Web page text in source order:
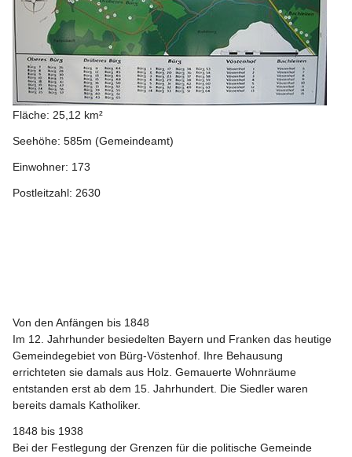
Fläche: 25,12 km²
Seehöhe: 585m (Gemeindeamt)
Einwohner: 173
Postleitzahl: 2630
Von den Anfängen bis 1848
Im 12. Jahrhunder besiedelten Bayern und Franken das heutige
Gemeindegebiet von Bürg-Vöstenhof. Ihre Behausung
errichteten sie damals aus Holz. Gemauerte Wohnräume
entstanden erst ab dem 15. Jahrhundert. Die Siedler waren
bereits damals Katholiker.
1848 bis 1938
Bei der Festlegung der Grenzen für die politische Gemeinde